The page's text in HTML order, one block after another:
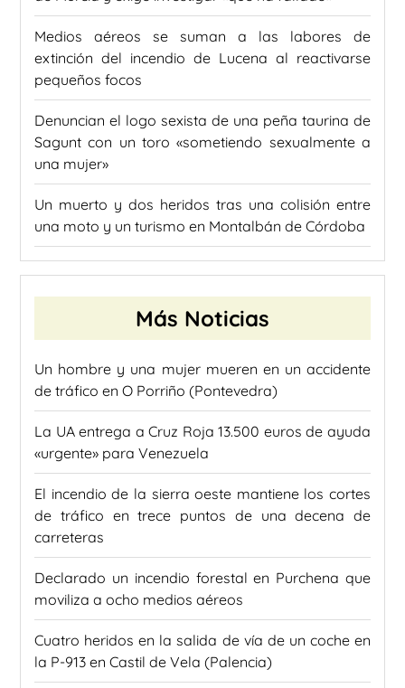
Medios aéreos se suman a las labores de
extinción del incendio de Lucena al reactivarse
pequeños focos
Denuncian el logo sexista de una peña taurina de
Sagunt con un toro «sometiendo sexualmente a
una mujer»
Un muerto y dos heridos tras una colisión entre
una moto y un turismo en Montalbán de Córdoba
Más Noticias
Un hombre y una mujer mueren en un accidente
de tráfico en O Porriño (Pontevedra)
La UA entrega a Cruz Roja 13.500 euros de ayuda
«urgente» para Venezuela
El incendio de la sierra oeste mantiene los cortes
de tráfico en trece puntos de una decena de
carreteras
Declarado un incendio forestal en Purchena que
moviliza a ocho medios aéreos
Cuatro heridos en la salida de vía de un coche en
la P-913 en Castil de Vela (Palencia)